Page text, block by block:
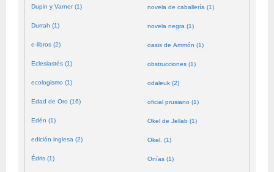
Dupin y Varner (1)
Durrah (1)
e-libros (2)
Eclesiastés (1)
ecologismo (1)
Edad de Oro (16)
Edén (1)
edición inglesa (2)
Édris (1)
novela de caballería (1)
novela negra (1)
oasis de Ammón (1)
obstrucciones (1)
odaleuk (2)
oficial prusiano (1)
Okel de Jellab (1)
Okel. (1)
Onías (1)